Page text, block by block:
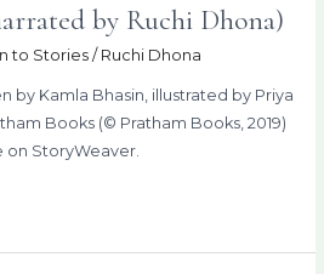
by Ruchi Dhona)
to Stories/ Ruchi Dhona
by Kamla Bhasin, illustrated by Priya
Books (© Pratham Books, 2019)
on StoryWeaver.